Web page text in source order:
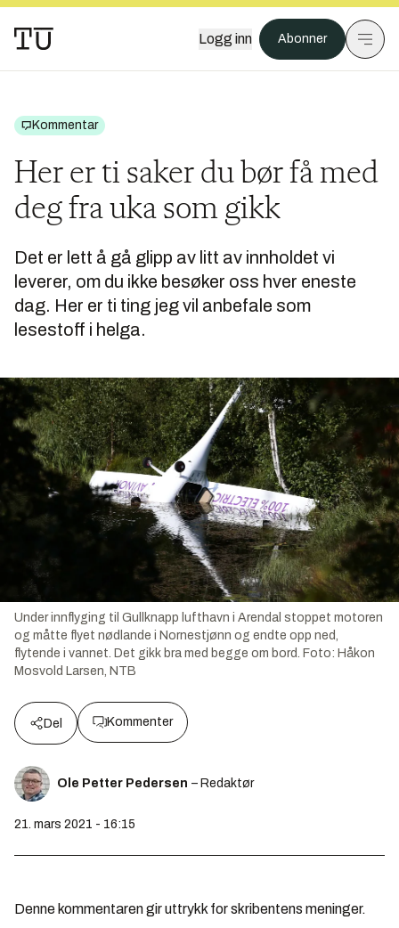
Logg inn Abonner
Kommentar
Her er ti saker du bør få med
deg fra uka som gikk
Det er lett å gå glipp av litt av innholdet vi
leverer, om du ikke besøker oss hver eneste
dag. Her er ti ting jeg vil anbefale som
lesestoff i helga.
Under innflyging til Gullknapp lufthavn i Arendal stoppet motoren
og måtte flyet nødlande i Nornestjønn og endte opp ned,
flytende i vannet. Det gikk bra med begge om bord. Foto: Håkon
Mosvold Larsen, NTB
Del Kommenter
Ole Petter Pedersen – Redaktør
21. mars 2021 - 16:15
Denne kommentaren gir uttrykk for skribentens meninger.